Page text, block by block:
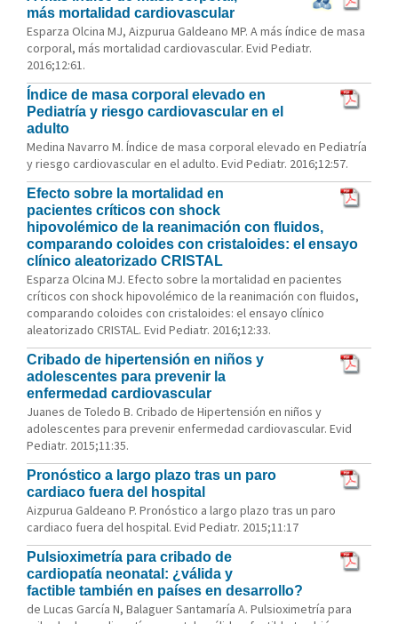
más mortalidad cardiovascular
Esparza Olcina MJ, Aizpurua Galdeano MP. A más índice de masa
corporal, más mortalidad cardiovascular. Evid Pediatr.
2016;12:61.
Índice de masa corporal elevado en
Pediatría y riesgo cardiovascular en el
adulto
Medina Navarro M. Índice de masa corporal elevado en Pediatría
y riesgo cardiovascular en el adulto. Evid Pediatr. 2016;12:57.
Efecto sobre la mortalidad en
pacientes críticos con shock
hipovolémico de la reanimación con fluidos,
comparando coloides con cristaloides: el ensayo
clínico aleatorizado CRISTAL
Esparza Olcina MJ. Efecto sobre la mortalidad en pacientes
críticos con shock hipovolémico de la reanimación con fluidos,
comparando coloides con cristaloides: el ensayo clínico
aleatorizado CRISTAL. Evid Pediatr. 2016;12:33.
Cribado de hipertensión en niños y
adolescentes para prevenir la
enfermedad cardiovascular
Juanes de Toledo B. Cribado de Hipertensión en niños y
adolescentes para prevenir enfermedad cardiovascular. Evid
Pediatr. 2015;11:35.
Pronóstico a largo plazo tras un paro
cardiaco fuera del hospital
Aizpurua Galdeano P. Pronóstico a largo plazo tras un paro
cardiaco fuera del hospital. Evid Pediatr. 2015;11:17
Pulsioximetría para cribado de
cardiopatía neonatal: ¿válida y
factible también en países en desarrollo?
de Lucas García N, Balaguer Santamaría A. Pulsioximetría para